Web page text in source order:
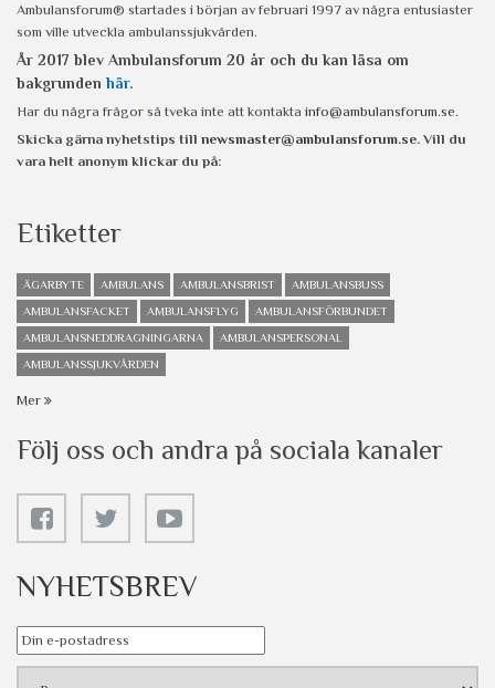
Ambulansforum® startades i början av februari 1997 av några entusiaster
som ville utveckla ambulanssjukvården.
År 2017 blev Ambulansforum 20 år och du kan läsa om
bakgrunden här.
Har du några frågor så tveka inte att kontakta info@ambulansforum.se.
Skicka gärna nyhetstips till newsmaster@ambulansforum.se. Vill du
vara helt anonym klickar du på:
Etiketter
ÄGARBYTE AMBULANS AMBULANSBRIST
AMBULANSBUSS
AMBULANSFACKET
AMBULANSFLYG
AMBULANSFÖRBUNDET
AMBULANSNEDDRAGNINGARNA
AMBULANSPERSONAL
AMBULANSSJUKVÅRDEN
Mer
Följ oss och andra på sociala kanaler
NYHETSBREV